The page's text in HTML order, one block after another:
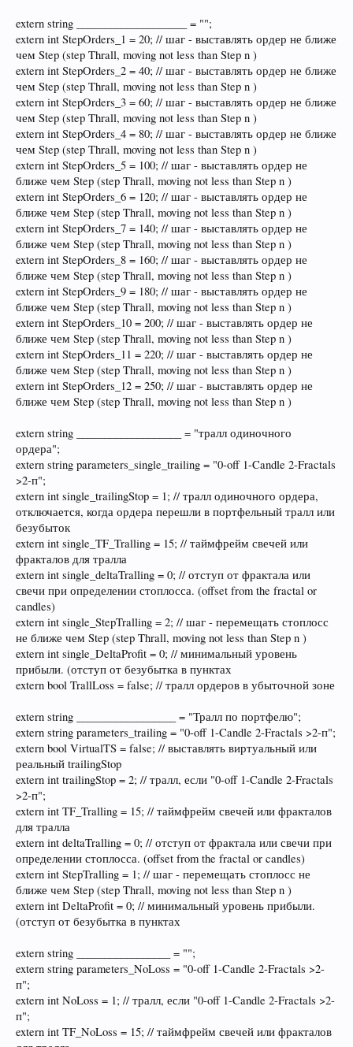
extern string ____________________ = "";
extern int StepOrders_1 = 20; // шаг - выставлять ордер не ближе
чем Step (step Thrall, moving not less than Step n )
extern int StepOrders_2 = 40; // шаг - выставлять ордер не ближе
чем Step (step Thrall, moving not less than Step n )
extern int StepOrders_3 = 60; // шаг - выставлять ордер не ближе
чем Step (step Thrall, moving not less than Step n )
extern int StepOrders_4 = 80; // шаг - выставлять ордер не ближе
чем Step (step Thrall, moving not less than Step n )
extern int StepOrders_5 = 100; // шаг - выставлять ордер не
ближе чем Step (step Thrall, moving not less than Step n )
extern int StepOrders_6 = 120; // шаг - выставлять ордер не
ближе чем Step (step Thrall, moving not less than Step n )
extern int StepOrders_7 = 140; // шаг - выставлять ордер не
ближе чем Step (step Thrall, moving not less than Step n )
extern int StepOrders_8 = 160; // шаг - выставлять ордер не
ближе чем Step (step Thrall, moving not less than Step n )
extern int StepOrders_9 = 180; // шаг - выставлять ордер не
ближе чем Step (step Thrall, moving not less than Step n )
extern int StepOrders_10 = 200; // шаг - выставлять ордер не
ближе чем Step (step Thrall, moving not less than Step n )
extern int StepOrders_11 = 220; // шаг - выставлять ордер не
ближе чем Step (step Thrall, moving not less than Step n )
extern int StepOrders_12 = 250; // шаг - выставлять ордер не
ближе чем Step (step Thrall, moving not less than Step n )
extern string ___________________ = "тралл одиночного
ордера";
extern string parameters_single_trailing = "0-off 1-Candle 2-Fractals
>2-п";
extern int single_trailingStop = 1; // тралл одиночного ордера,
отключается, когда ордера перешли в портфельный тралл или
безубыток
extern int single_TF_Tralling = 15; // таймфрейм свечей или
фракталов для тралла
extern int single_deltaTralling = 0; // отступ от фрактала или
свечи при определении стоплосса. (offset from the fractal or
candles)
extern int single_StepTralling = 2; // шаг - перемещать стоплосс
не ближе чем Step (step Thrall, moving not less than Step n )
extern int single_DeltaProfit = 0; // минимальный уровень
прибыли. (отступ от безубытка в пунктах
extern bool TrallLoss = false; // тралл ордеров в убыточной зоне
extern string __________________ = "Тралл по портфелю";
extern string parameters_trailing = "0-off 1-Candle 2-Fractals >2-п";
extern bool VirtualTS = false; // выставлять виртуальный или
реальный trailingStop
extern int trailingStop = 2; // тралл, если "0-off 1-Candle 2-Fractals
>2-п";
extern int TF_Tralling = 15; // таймфрейм свечей или фракталов
для тралла
extern int deltaTralling = 0; // отступ от фрактала или свечи при
определении стоплосса. (offset from the fractal or candles)
extern int StepTralling = 1; // шаг - перемещать стоплосс не
ближе чем Step (step Thrall, moving not less than Step n )
extern int DeltaProfit = 0; // минимальный уровень прибыли.
(отступ от безубытка в пунктах
extern string _________________ = "";
extern string parameters_NoLoss = "0-off 1-Candle 2-Fractals >2-
п";
extern int NoLoss = 1; // тралл, если "0-off 1-Candle 2-Fractals >2-
п";
extern int TF_NoLoss = 15; // таймфрейм свечей или фракталов